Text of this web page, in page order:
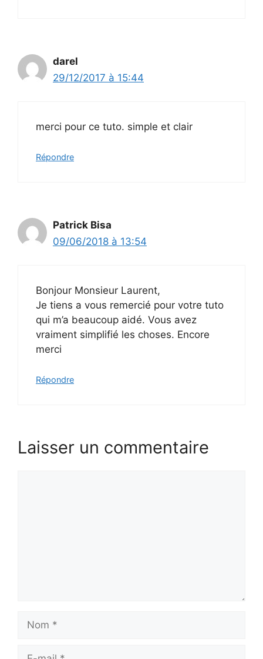
darel
29/12/2017 à 15:44
merci pour ce tuto. simple et clair
Répondre
Patrick Bisa
09/06/2018 à 13:54
Bonjour Monsieur Laurent,
Je tiens a vous remercié pour votre tuto
qui m’a beaucoup aidé. Vous avez
vraiment simplifié les choses. Encore
merci
Répondre
Laisser un commentaire
Nom